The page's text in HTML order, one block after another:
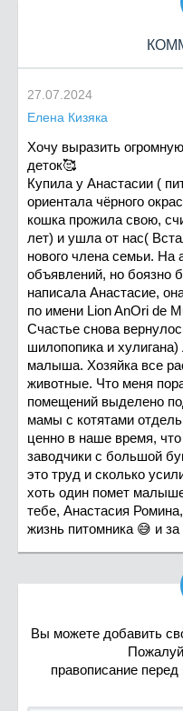
27.07.2024
Елена Кизяка
Хочу выразить
деток🥰
Купила у Анастасии (
ориентала чёрного
кошка прожила свою,
лет) и ушла от нас(
нового члена семьи. На
объявлений, но боязно
написала Анастасие,
по имени Lion AnOri de
Счастье снова
шилопопика и
малыша. Хозяйка все
животные. Что меня
помещений выделено
мамы с котятами
ценно в наше время,
заводчики с большой
это труд и сколько
хоть один помет
тебе, Анастасия
жизнь питомника 😅 и
Вы можете добавить
правописание